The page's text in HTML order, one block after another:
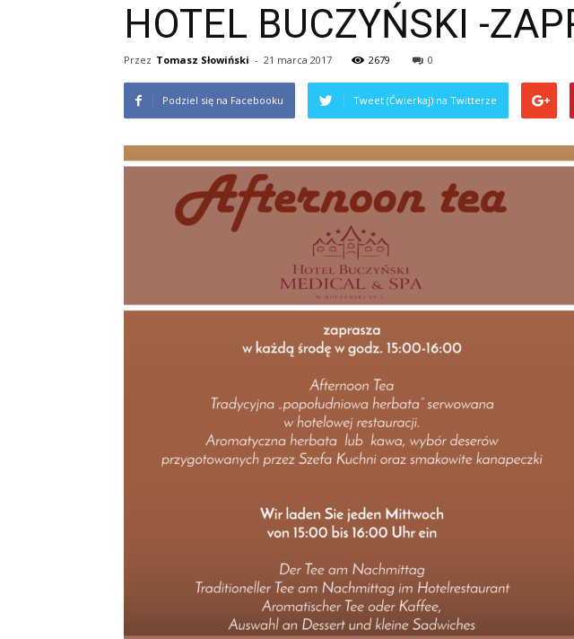
HOTEL BUCZYŃSKI -
Przez Tomasz Słowiński - 21 marca 2017 2679 0
Podziel się na Facebooku Tweet (Ćwierkaj) na Twitterze